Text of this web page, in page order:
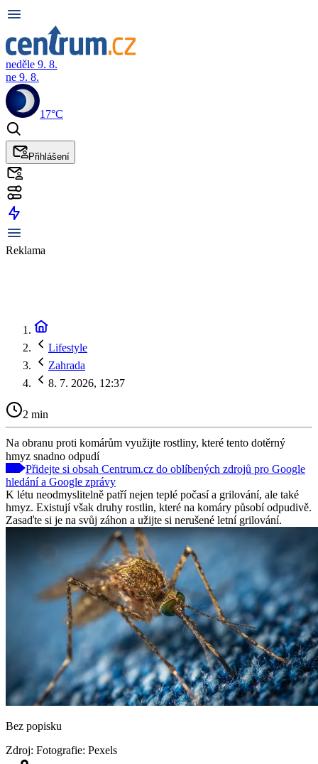
neděle 9. 8.
ne 9. 8.
17°C
Přihlášení
Reklama
Lifestyle
Zahrada
8. 7. 2026, 12:37
2 min
Na obranu proti komárům využijte rostliny, které tento dotěrný
hmyz snadno odpudí
Přidejte si obsah Centrum.cz do oblíbených zdrojů pro Google
hledání a Google zprávy
K létu neodmyslitelně patří nejen teplé počasí a grilování, ale také
hmyz. Existují však druhy rostlin, které na komáry působí odpudivě.
Zasaďte si je na svůj záhon a užijte si nerušené letní grilování.
Bez popisku
Zdroj: Fotografie: Pexels